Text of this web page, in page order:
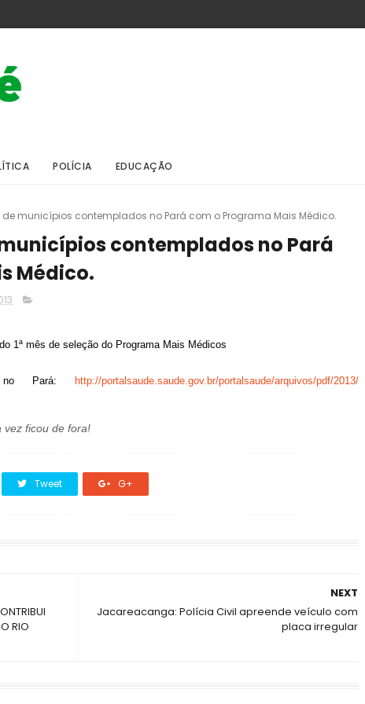
POLÍCIA EDUCAÇÃO
municípios contemplados no Pará com o Programa Mais Médico.
contemplados no Pará
Médico.
1ª mês de seleção do Programa Mais Médicos
no Pará: http://portalsaude.saude.gov.br/portalsaude/arquivos/pdf/2013/
vez ficou de fora!
Tweet G+
NEXT
Jacareacanga: Polícia Civil apreende veículo com
placa irregular
RIO